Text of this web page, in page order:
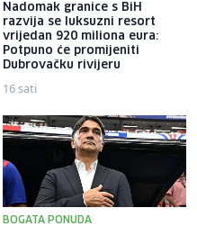
Nadomak granice s BiH
razvija se luksuzni resort
vrijedan 920 miliona eura:
Potpuno će promijeniti
Dubrovačku rivijeru
16 sati
BOGATA PONUDA